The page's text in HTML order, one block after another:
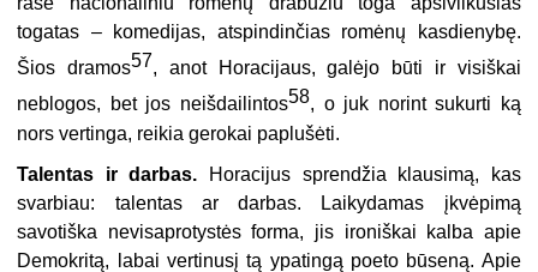
togatas – komedijas, atspindinčias romėnų kasdienybę.
Šios dramos57, anot Horacijaus, galėjo būti ir visiškai
neblogos, bet jos neišdailintos58, o juk norint sukurti ką
nors vertinga, reikia gerokai paplušėti.
Talentas ir darbas. Horacijus sprendžia klausimą, kas
svarbiau: talentas ar darbas. Laikydamas įkvėpimą
savotiška nevisaprotystės forma, jis ironiškai kalba apie
Demokritą, labai vertinusį tą ypatingą poeto būseną. Apie